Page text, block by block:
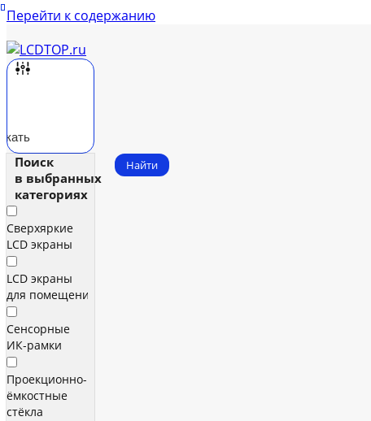
Перейти к содержанию
Поиск
в выбранных
категориях
Сверхяркие
LCD экраны
LCD экраны
для помещений
Сенсорные
ИК‑рамки
Проекционно-
ёмкостные
стёкла
Найти